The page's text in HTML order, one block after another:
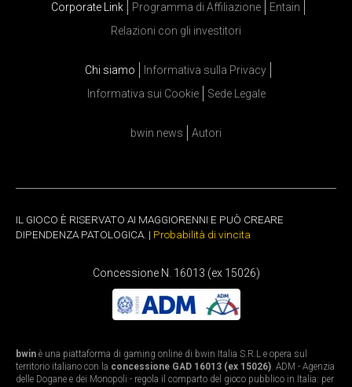
Corporate Link Programma di Affiliazione
Entain
Relazioni con gli investitori
Chi siamo
Informativa sulla Privacy
Informativa sui Cookie
Sede Legale
bwin news Autori
IL GIOCO È RISERVATO AI MAGGIORENNI E PUÒ CREARE
DIPENDENZA PATOLOGICA. | Probabilità di vincita
Concessione N. 16013 (ex 15026)
bwin è una piattaforma di gaming online di bwin Italia S.R.L e opera sul
territorio italiano con la concessione GAD 16013 (ex 15026). ADM - Agenzia
delle Dogane e dei Monopoli - regola il comparto del gioco pubblico in Italia: per